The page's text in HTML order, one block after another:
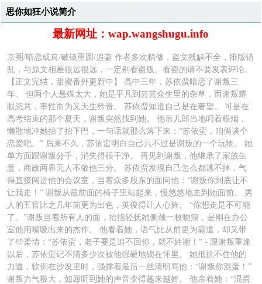
思你如狂小说简介
最新网址：wap.wangshugu.info
京圈/暗恋成真/破镜重圆/追妻 作者多次精修，盗文残缺不全，排版错
乱，与原文相差很远很远，一定别看盗版。看盗的请不要发表评论。
【正文完结，甜蜜番外更新中】 高中三年，苏依蛮暗恋了谢叛三
年。 但两个人悬殊太大，她是平凡到芸芸众生里的杂草，而谢叛耀
眼恣意，率性而为又天生矜贵。 苏依蛮知道自己是在奢望。 可是在
高考结束的那个夏天，谢叛突然找到她。 他吊儿郎当地叼着根烟，
懒散地冲她抬了抬下巴，一句话就那么落下来：“苏依蛮，咱俩谈个
恋爱吧。” 后来不久，苏依蛮明白自己只不过是谢叛的一个玩物。 她
单方面跟谢叛分手，消失得很干净。 再见到谢叛，他继承了家族生
意，商政两界无人不敬他三分。 苏依蛮发现自己怎么都逃不掉，气
得直接闯进他的会议室，当着众多股东的面问他：“谢叛你到底让不
让我走！” 谢叛从最前面的椅子里站起来，慢悠悠地走到她面前。 男
人的五官比之几年前更为出色，英俊得让人心旌。 “你想走是不可能
了。”谢叛当着所有人的面，抬指轻抚她侧颈一枚吻痕，是刚在办公
室他用嘴吸出来的杰作。 他看着她，语气比从前更为霸道，却又带
了些柔情：“苏依蛮，老子要是追不回你，就不姓谢！” - 跟谢叛重逢
以后，苏依蛮记不清多少次被他强硬地锁在怀里。 她抵抗不住他的
力道，软倒在沙发里时，强撑着最后一丝清明骂他：“谢叛你混蛋！”
谢叛力气极大，如愿听到她的声音变得越来越娇。 他亲着她：“混蛋